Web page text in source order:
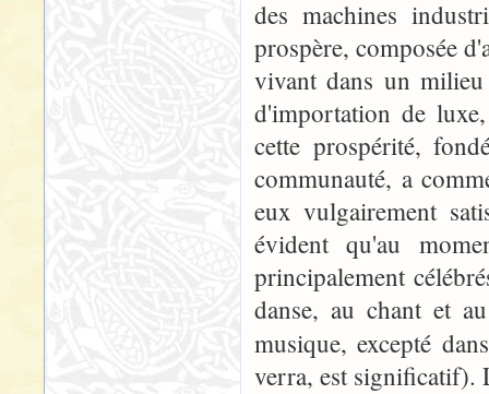
des machines
prospère, composée
vivant dans un
d'importation de
cette prospérité,
communauté, a
eux vulgairement
évident qu'au
principalement
danse, au chant et
musique, excepté
verra, est significatif).